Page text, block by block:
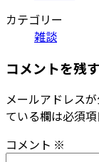
カテゴリー
雑談
コメントを残す
メールアドレス
ている欄は必須
コメント ※